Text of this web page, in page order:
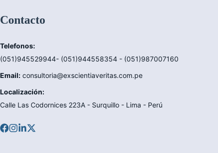
Contacto
Telefonos:
(051)945529944- (051)944558354 - (051)987007160
Email: consultoria@exscientiaveritas.com.pe
Localización:
Calle Las Codornices 223A - Surquillo - Lima - Perú